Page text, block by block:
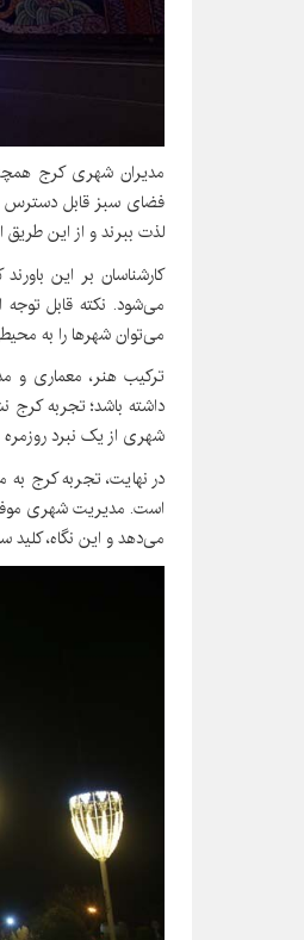
مدیران شهری کرج
فضای سبز قابل دسترس
لذت ببرند و از این
کارشناسان بر این
می‌شود. نکته قابل توجه
می‌توان شهرها را به
ترکیب هنر، معماری و
داشته باشد؛ تجربه
شهری از یک نبرد روزمره
در نهایت، تجربه کرج
است. مدیریت شهری
می‌دهد و این نگاه،